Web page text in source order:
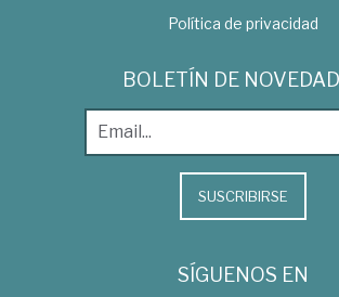
Política de privacidad
BOLETÍN DE
SUSCRIBIRSE
SÍGUENOS EN